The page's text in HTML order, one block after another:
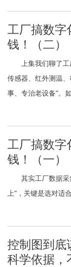
工厂搞数字
钱！（二）
上集我们聊了
传感器、红外测温
事、专治老设备"。
工厂搞数字
钱！（一）
其实工厂数据
上"，关键是选对适
控制图到底
科学依据，